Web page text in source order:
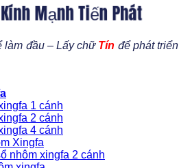
Mạnh Tiến Phát
làm đầu – Lấy chữ Tín để phát triển
1 cánh
2 cánh
4 cánh
Xingfa
nhôm xingfa 2 cánh